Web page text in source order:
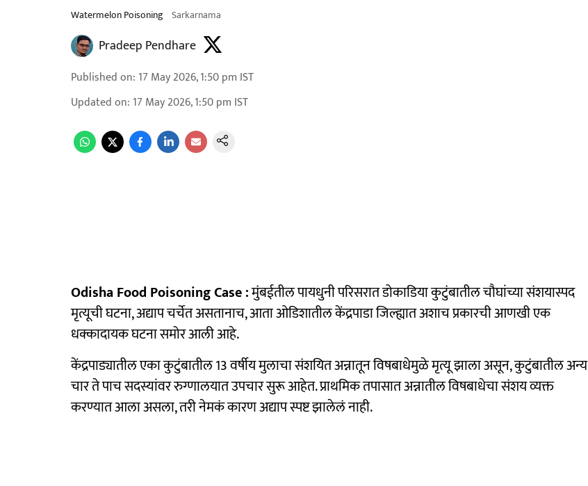
Watermelon Poisoning Sarkarnama
Pradeep Pendhare
Published on: 17 May 2026, 1:50 pm IST
Updated on: 17 May 2026, 1:50 pm IST
Odisha Food Poisoning Case :मुंबईतील पायधुनी परिसरात डोकाडिया कुटुंबातील चौघांच्या संशयास्पद
मृत्यूची घटना, अद्याप चर्चेत असतानाच, आता ओडिशातील केंद्रपाडा जिल्ह्यात अशाच प्रकारची आणखी एक
धक्कादायक घटना समोर आली आहे.
केंद्रपाड्यातील एका कुटुंबातील 13 वर्षीय मुलाचा संशयित अन्नातून विषबाधेमुळे मृत्यू झाला असून, कुटुंबातील अन्य
चार ते पाच सदस्यांवर रुग्णालयात उपचार सुरू आहेत. प्राथमिक तपासात अन्नातील विषबाधेचा संशय व्यक्त
करण्यात आला असला, तरी नेमकं कारण अद्याप स्पष्ट झालेलं नाही.